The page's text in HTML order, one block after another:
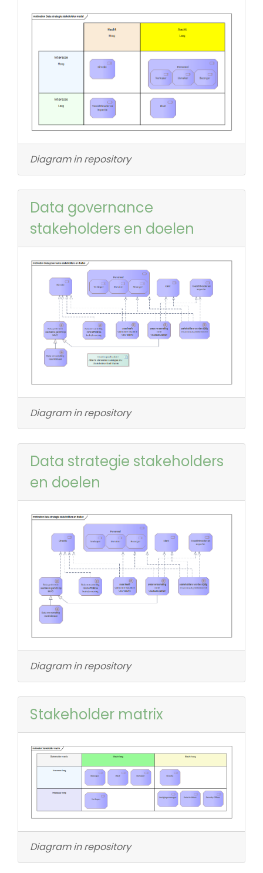
Diagram in repository
Data governance
stakeholders en doelen
Diagram in repository
Data strategie stakeholders
en doelen
Diagram in repository
Stakeholder matrix
Diagram in repository